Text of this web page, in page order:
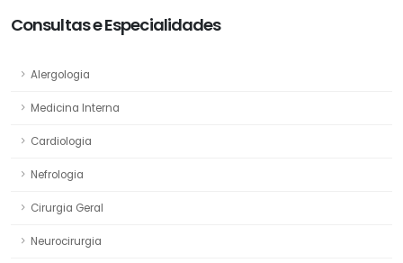
Consultas e Especialidades
Alergologia
Medicina Interna
Cardiologia
Nefrologia
Cirurgia Geral
Neurocirurgia